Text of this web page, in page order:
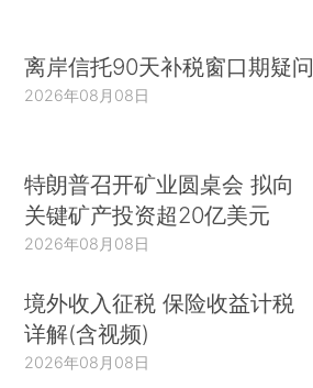
离岸信托90天补税窗口期疑问
2026年08月08日
特朗普召开矿业圆桌会 拟向
关键矿产投资超20亿美元
2026年08月08日
境外收入征税 保险收益计税
详解(含视频)
2026年08月08日